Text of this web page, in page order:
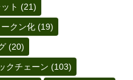
ト (21)
ークン化 (19)
(20)
クチェーン (103)